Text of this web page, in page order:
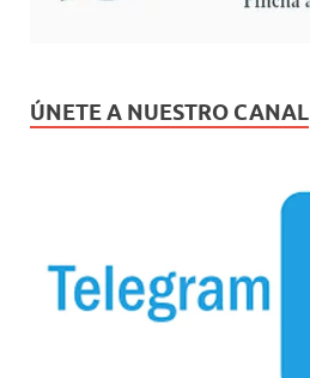
ÚNETE A NUESTRO CANAL